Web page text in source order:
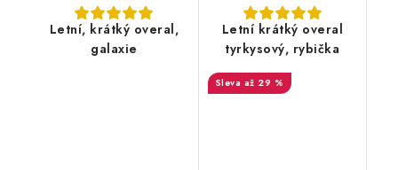
Letní, krátký overal,
galaxie
Letní krátký overal
tyrkysový, rybička
až 29 %